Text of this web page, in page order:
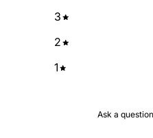
3
2
1
Ask a question